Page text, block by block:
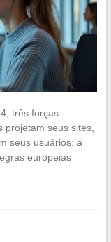
três forças
seus sites,
seus usuários: a
europeias